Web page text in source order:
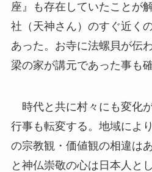
座』も存在していたことが
社（天神さん）のすぐ近く
あった。お寺に法螺貝が伝
梁の家が講元であった事も
時代と共に村々にも変化
行事も転変する。地域によ
の宗教観・価値観の相違は
と神仏崇敬の心は日本人と